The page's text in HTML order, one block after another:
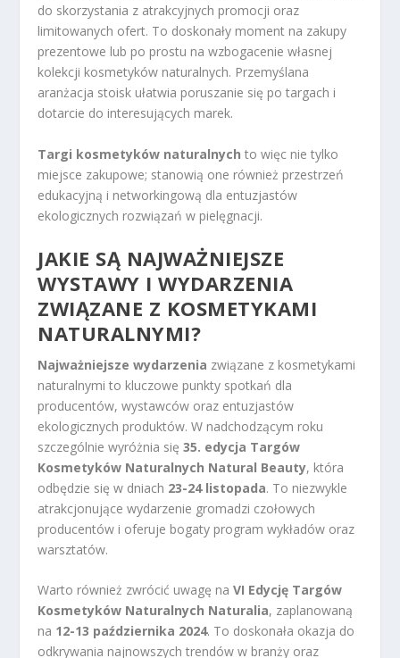
do skorzystania z atrakcyjnych promocji oraz
limitowanych ofert. To doskonały moment na zakupy
prezentowe lub po prostu na wzbogacenie własnej
kolekcji kosmetyków naturalnych. Przemyślana
aranżacja stoisk ułatwia poruszanie się po targach i
dotarcie do interesujących marek.
Targi kosmetyków naturalnych to więc nie tylko
miejsce zakupowe; stanowią one również przestrzeń
edukacyjną i networkingową dla entuzjastów
ekologicznych rozwiązań w pielęgnacji.
JAKIE SĄ NAJWAŻNIEJSZE
WYSTAWY I WYDARZENIA
ZWIĄZANE Z KOSMETYKAMI
NATURALNYMI?
Najważniejsze wydarzenia związane z kosmetykami
naturalnymi to kluczowe punkty spotkań dla
producentów, wystawców oraz entuzjastów
ekologicznych produktów. W nadchodzącym roku
szczególnie wyróżnia się35. edycja Targów
Kosmetyków Naturalnych Natural Beauty, która
odbędzie się w dniach 23-24 listopada. To niezwykle
atrakcjonujące wydarzenie gromadzi czołowych
producentów i oferuje bogaty program wykładów oraz
warsztatów.
Warto również zwrócić uwagę naVI Edycję Targów
Kosmetyków Naturalnych Naturalia, zaplanowaną
na 12-13 października 2024. To doskonała okazja do
odkrywania najnowszych trendów w branży oraz